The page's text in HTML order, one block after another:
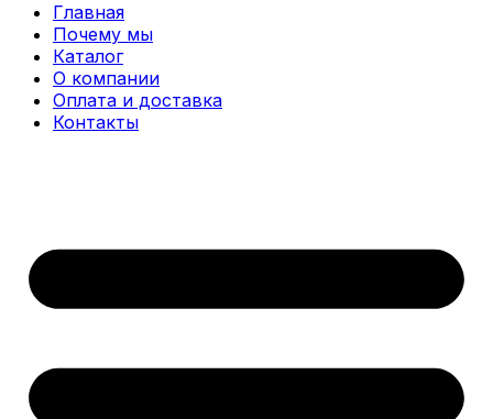
Главная
Почему мы
Каталог
О компании
Оплата и доставка
Контакты